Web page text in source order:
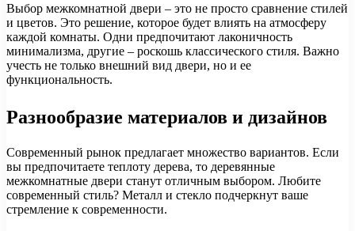
Выбор межкомнатной двери – это не просто сравнение стилей
и цветов. Это решение, которое будет влиять на атмосферу
каждой комнаты. Одни предпочитают лаконичность
минимализма, другие – роскошь классического стиля. Важно
учесть не только внешний вид двери, но и ее
функциональность.
Разнообразие материалов и дизайнов
Современный рынок предлагает множество вариантов. Если
вы предпочитаете теплоту дерева, то деревянные
межкомнатные двери станут отличным выбором. Любите
современный стиль? Металл и стекло подчеркнут ваше
стремление к современности.